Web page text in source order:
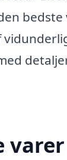
bedste
varer